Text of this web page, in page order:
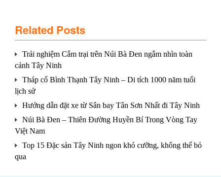
Related Posts
Trải nghiệm Cắm trại trên Núi Bà Đen ngắm nhìn toàn
cảnh Tây Ninh
Tháp cổ Bình Thạnh Tây Ninh – Di tích 1000 năm tuổi
lịch sử
Hướng dẫn đặt xe từ Sân bay Tân Sơn Nhất đi Tây Ninh
Núi Bà Đen – Thiên Đường Huyền Bí Trong Vòng Tay
Việt Nam
Top 15 Đặc sản Tây Ninh ngon khó cưỡng, không thể bỏ
qua